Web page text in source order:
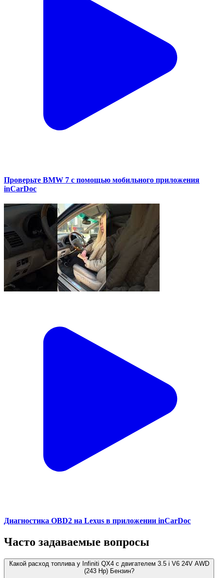
Проверьте BMW 7 с помощью мобильного приложения
inCarDoc
Диагностика OBD2 на Lexus в приложении inCarDoc
Часто задаваемые вопросы
Какой расход топлива у Infiniti QX4 с двигателем 3.5 i V6 24V AWD
(243 Hp) Бензин?